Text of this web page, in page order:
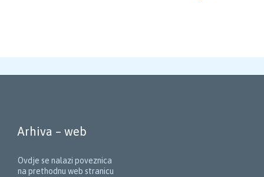
Arhiva – web
Ovdje se nalazi poveznica
na prethodnu web stranicu